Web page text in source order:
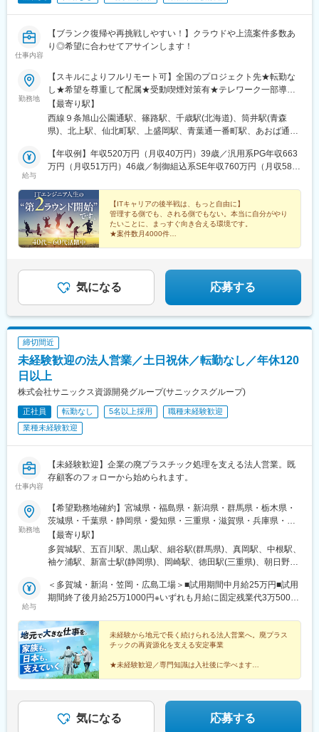
駅、中電前駅、市役所前駅(広島県)、草津南駅、八丁堀駅(広島
関駅、瓦町駅、大街道駅、東比恵駅、赤坂駅(福岡県)、藤崎駅(福
岡県)、姪浜駅、九州工大前駅、行橋駅、旦過駅、スペースワール
駅、宮崎駅、県庁前駅(沖縄県)、西線１１条駅、広瀬通駅、仙台駅
(地下鉄)、榴ケ岡駅、名取駅、曽根田駅、汐留駅、芝公園駅、高輪
ゲートウェイ駅、大崎広小路駅、西早稲田駅、西新宿駅、越中島
駅、蓮沼駅、平和島駅、立川駅、平沼橋駅、金沢駅、福井駅(福井
県)、新浜松駅、名鉄名古屋駅、栄駅(愛知県)、豊田市駅、北安城
阜駅、上栄町駅、烏丸御池駅、祝園駅、富田駅(三重県)、宇治山田
駅、中崎町駅、住ノ江駅、松屋町駅、西大橋駅、野田阪神駅、門
(大阪モノレール)、三田本町駅、稲野駅、山陽姫路駅、洲先駅、灘
駅、中埠頭駅、湊川駅、田中口駅、袋町駅、新井口駅、女学院前
駅、段原一丁目駅、片原町駅(香川県)、勝山町駅、室見駅、長崎駅
前駅、美栄橋駅、西線６条駅、仙台駅、内幸町駅、田町駅(東京
都)、泉岳寺駅、下落合駅、新宿西口駅、大森海岸駅、立川南駅、
屋駅、大須観音駅、天満駅、心斎橋駅、阿波座駅、野田駅(阪神
線)、諏訪ノ森駅、大小路駅、武庫川駅、西灘駅、医療センター
駅、鷹野橋駅、商工センター入口駅、立町駅、比治山橋駅、今橋
駅、東雲口駅、五島町駅、旭橋駅
仕事内容
【ブランク復帰や再挑戦しやすい！】クラウドや上流案件多数あ
り◎希望に合わせてアサインします！
勤務地
【スキルによりフルリモート可】全国のプロジェクト先★転勤な
し★希望を尊重して配属★受動喫煙対策有★テレワーク一部導入
有■本社／東京千代田区／秋葉原駅より徒歩1分■本店／大阪大阪
市／心斎橋駅より徒歩4分■北海道札幌市／大通駅より徒歩5分函
館市／市役所前駅より徒歩1分■宮城仙台市／仙台駅より徒歩1分■
5分■新潟新潟市／新潟駅より電車で11分＋徒歩3分■愛知名古屋市
／栄駅より徒歩1分■兵庫神戸市／三ノ宮駅より徒歩3分■広島広島
九州市／小倉駅より徒歩4分■大分大分市／大分駅より徒歩7分■沖
縄那覇市／県庁前駅より徒歩3分
【最寄り駅】
西線９条旭山公園通駅、篠路駅、千歳駅(北海道)、筒井駅(青森
県)、北上駅、仙北町駅、上盛岡駅、青葉通一番町駅、あおば通
東照宮駅、卸町駅(宮城県)、杜せきのした駅、秋田駅、羽後牛島
駅、楯山駅、米沢駅、酒田駅、郡山駅(福島県)、内郷駅、福島駅
都)、高輪台駅、大崎駅、五反田駅、天王洲アイル駅、高田馬場
駅、都庁前駅、月島駅、勝どき駅、豊洲駅、新木場駅、門前仲町
駅、東陽町駅、蒲田駅、大森駅(東京都)、中野駅(東京都)、立川北
駅、多摩センター駅、中河原駅、武蔵小杉駅、鹿島田駅、センタ
ー南駅、戸部駅、戸塚駅、本厚木駅、小田原駅、上溝駅、新羽
際センター駅、矢場町駅、新豊田駅、刈谷駅、岡崎駅、安城駅、
伏見駅(愛知県)、三河豊田駅、金山駅(愛知県)、丸の内駅(愛知
県)、高蔵寺駅、上挙母駅、春日井駅(中央本線)、東成岩駅、柏森
丁目駅、三国駅(大阪府)、住之江公園駅、長堀橋駅、西長堀駅、大
日駅、吉田駅(大阪府)、桜島駅、海老江駅、西三荘駅、津守駅、朝
潮橋駅、鴫野駅、石津駅(大阪府)、花田口駅、久宝寺駅、千里中央
駅(北大阪急行)、三田駅(兵庫県)、猪名寺駅、尼崎駅(東海道本
線)、明石駅、姫路駅、加古川駅、東鳴尾駅、岩屋駅(兵庫県)、南
公園駅、田尾寺駅、湊川公園駅、奈良駅、和歌山駅、備前西市
駅、中電前駅、市役所前駅(広島県)、草津南駅、八丁堀駅(広島
県)、広大附属学校前駅、比治山下駅、備後本庄駅、天神川駅、下
関駅、瓦町駅、大街道駅、東比恵駅、赤坂駅(福岡県)、藤崎駅(福
ド駅、二島駅、門司駅、鳥栖駅、佐賀駅、長崎駅(長崎県)、大分
駅、宮崎駅、県庁前駅(沖縄県)、西線１１条駅、広瀬通駅、仙台駅
ゲートウェイ駅、大崎広小路駅、西早稲田駅、西新宿駅、越中島
駅、蓮沼駅、平和島駅、立川駅、平沼橋駅、金沢駅、福井駅(福井
県)、新浜松駅、名鉄名古屋駅、栄駅(愛知県)、豊田市駅、北安城
駅、東別院駅、久屋大通駅、新上挙母駅、青山駅(愛知県)、名鉄岐
阜駅、上栄町駅、烏丸御池駅、祝園駅、富田駅(三重県)、宇治山田
駅、中崎町駅、住ノ江駅、松屋町駅、西大橋駅、野田阪神駅、門
真市駅、蒲生四丁目駅、船尾駅(大阪府)、妙国寺前駅、千里中央駅
(大阪モノレール)、三田本町駅、稲野駅、山陽姫路駅、洲先駅、灘
駅、中埠頭駅、湊川駅、田中口駅、袋町駅、新井口駅、女学院前
前駅、美栄橋駅、西線６条駅、仙台駅、内幸町駅、田町駅(東京
都)、泉岳寺駅、下落合駅、新宿西口駅、大森海岸駅、立川南駅、
西横浜駅、七ツ屋駅、福井城址大名町駅、第一通り駅、近鉄名古
屋駅、大須観音駅、天満駅、心斎橋駅、阿波座駅、野田駅(阪神
線)、諏訪ノ森駅、大小路駅、武庫川駅、西灘駅、医療センター
駅、東雲口駅、五島町駅、旭橋駅
給与
【年収例】年収520万円（月収40万円）39歳／汎用系PG年収663
万円（月収51万円）46歳／制御組込系SE年収760万円（月収58万
／クラウド構築SE【経験1年以上】月給31万円～／東京・横浜・
大阪・兵庫月給30万円～／札幌・福岡・北九州・沖縄月給29万円
～／名古屋月給28万円～／仙台・新潟・広島【経験1年未満】月
給30万円～／東京・横浜月給29万円～／大阪・兵庫月給28万円～
／名古屋月給27万円～／広島月給26万円～／札幌月給26.5万円～
※全ての職種にて固定残業代（20時間／37,900円以上）を含む。
超過分は別途支給。※経験・スキル・前職給与を踏まえて決定。★
前職比で年収50万～100万円UPした事例多数！★設計経験者は月
給35万円以上、PL経験者は月給40万円以上も相談可能。★経験案
件における役割とスキルレベルも考慮します。★経験・スキルに
応じてPL・PMの立場もお任せします。
【ITキャリアの後半戦は、もっと自由に】
管理する側でも、される側でもない。本当に自分がやり
たいことに、まっすぐ向き合える環境です。
★案件数月4000件
気になる 応募する
締切間近
未経験歓迎の法人営業／土日祝休／転勤なし／年休120
日以上
株式会社サニックス資源開発グループ(サニックスグループ)
正社員 転勤なし 5名以上採用
職種未経験歓迎
業種未経験歓迎
仕事内容
【未経験歓迎】企業の廃プラスチック処理を支える法人営業。既
存顧客のフォローから始められます。
勤務地
【希望勤務地確約】宮城県・福島県・新潟県・群馬県・栃木県・
茨城県・千葉県・静岡県・愛知県・三重県・滋賀県・兵庫県・岡
山県・広島県にあるいずれかの拠点◎基本転勤なし◎マイカー・
バイク・自転車通勤可（駐車場あり／交通費支給）◎U・Iターン
歓迎多賀城工場／宮城県多賀城市宮内2丁目3-3福島工場／福島県
太田工場／群馬県太田市西新町125-5真岡工場／栃木県真岡市鬼怒
ケ丘18番6ひたちなか工場／茨城県ひたちなか市山崎88袖ヶ浦工
番1岡崎工場／愛知県岡崎市下青野町字川原崎18-1鈴鹿工場／三重
県鈴鹿市御薗町鎌田3600番地 33日野工場／滋賀県蒲生郡日野町
大字奥之池渡り山565- 13姫路工場／兵庫県姫路市網干区浜田
1223-27笠岡工場／岡山県笠岡市港町1-26広島工場／広島県廿日
市市峠245番地58受動喫煙対策：屋内禁煙
【最寄り駅】
多賀城駅、五百川駅、黒山駅、細谷駅(群馬県)、真岡駅、中根駅、
袖ケ浦駅、新富士駅(静岡県)、岡崎駅、徳田駅(三重県)、朝日野
給与
＜多賀城・新潟・笠岡・広島工場＞■試用期間中月給25万円■試用
期間終了後月給25万1000円※いずれも月給に固定残業代3万5000
＞■試用期間中月給27万5000円■試用期間終了後月給27万6000円
※いずれも月給に固定残業代3万5000円（月19時間分）＋一律営業
外勤手当4万5000円＋一律特別勤務手当2万5000円含む＜太田・
真岡・ひたちなか・富士・岡崎・鈴鹿・日野・姫路工場＞■試用期
間中月給27万5000円■試用期間終了後月給27万6000円※いずれも
万5000円＋一律地域手当2万5000円含む＜袖ヶ浦工場＞■試用期
間中月給29万円■試用期間終了後月給29万1000円※いずれも月給
に固定残業代3万5000円（月17時間分）＋一律営業外勤手当4万
未経験から地元で長く続けられる法人営業へ。廃プラス
チックの再資源化を支える安定事業
★未経験歓迎／専門知識は入社後に学べます
気になる 応募する